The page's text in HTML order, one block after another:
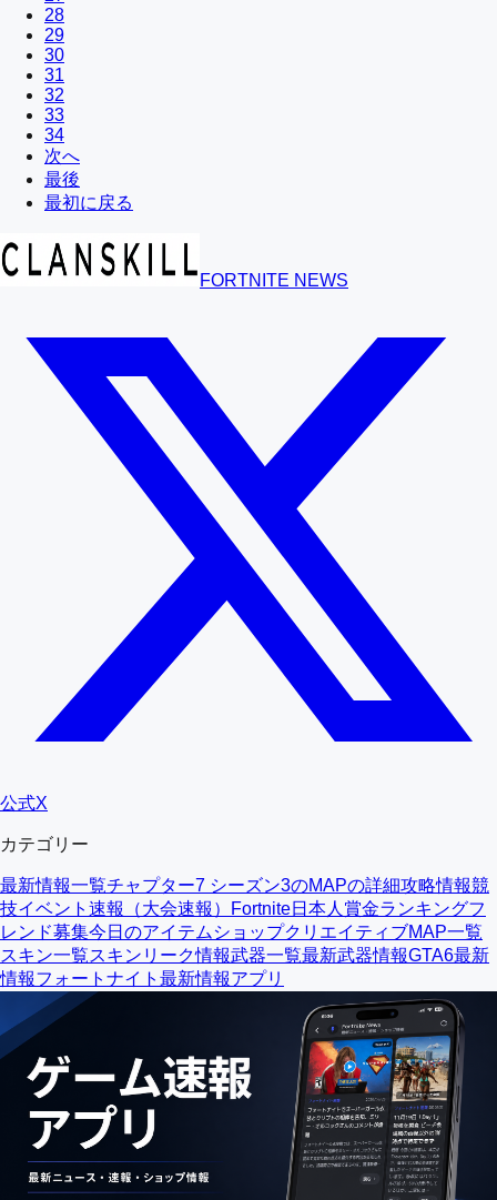
28
29
30
31
32
33
34
次へ
最後
最初に戻る
FORTNITE NEWS
公式X
カテゴリー
最新情報一覧チャプター7 シーズン3のMAPの詳細攻略情報競
技イベント速報（大会速報）
Fortnite日本人賞金ランキングフ
レンド募集今日のアイテムショップクリエイティブMAP一覧
スキン一覧スキンリーク情報武器一覧最新武器情報GTA6最新
情報フォートナイト最新情報アプリ